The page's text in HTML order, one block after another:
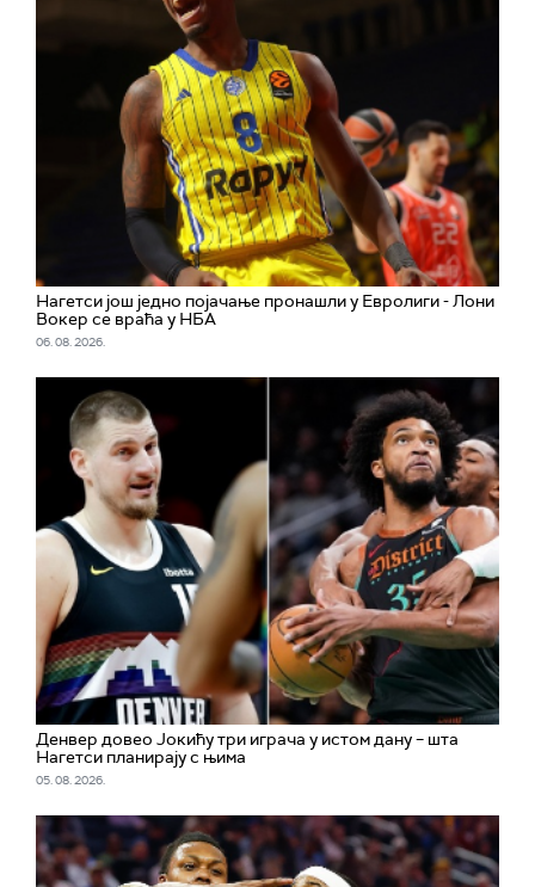
Нагетси још једно појачање пронашли у Евролиги - Лони
Вокер се враћа у НБА
06. 08. 2026.
Денвер довео Јокићу три играча у истом дану – шта
Нагетси планирају с њима
05. 08. 2026.